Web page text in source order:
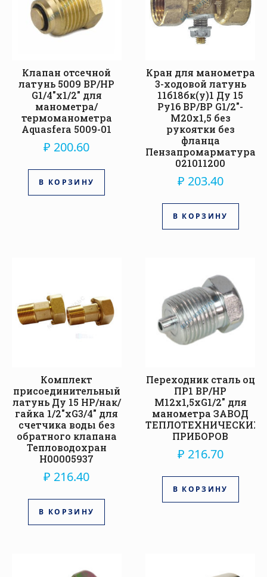
Клапан отсечной
латунь 5009 ВР/НР
G1/4″х1/2″ для
манометра/
термоманометра
Aquasfera 5009-01
₽ 200.60
В КОРЗИНУ
Кран для манометра
3-ходовой латунь
11б18бк(у)1 Ду 15
Ру16 ВР/ВР G1/2″-
М20х1,5 без
рукоятки без
фланца
Пензапромарматура
021011200
₽ 203.40
В КОРЗИНУ
Комплект
присоединительный
латунь Ду 15 НР/нак/
гайка 1/2″xG3/4″ для
счетчика воды без
обратного клапана
Тепловодохран
Н00005937
₽ 216.40
В КОРЗИНУ
Переходник сталь оц
ПР1 ВР/НР
М12х1,5хG1/2″ для
манометра ЗАВОД
ТЕПЛОТЕХНИЧЕСКИХ
ПРИБОРОВ
₽ 216.70
В КОРЗИНУ